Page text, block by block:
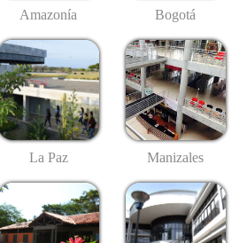
Amazonía Bogotá
La Paz Manizales